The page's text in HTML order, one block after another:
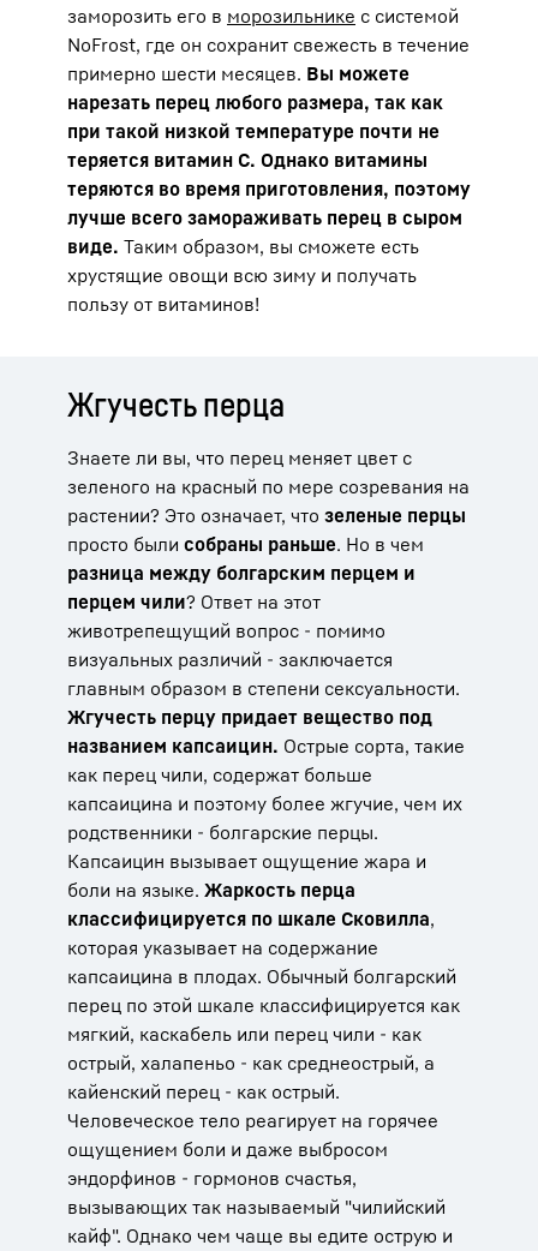
заморозить его в морозильнике с системой
NoFrost, где он сохранит свежесть в течение
примерно шести месяцев. Вы можете
нарезать перец любого размера, так как
при такой низкой температуре почти не
теряется витамин С. Однако витамины
теряются во время приготовления, поэтому
лучше всего замораживать перец в сыром
виде. Таким образом, вы сможете есть
хрустящие овощи всю зиму и получать
пользу от витаминов!
Жгучесть перца
Знаете ли вы, что перец меняет цвет с
зеленого на красный по мере созревания на
растении? Это означает, что зеленые перцы
просто были собраны раньше. Но в чем
разница между болгарским перцем и
перцем чили? Ответ на этот
животрепещущий вопрос - помимо
визуальных различий - заключается
главным образом в степени сексуальности.
Жгучесть перцу придает вещество под
названием капсаицин. Острые сорта, такие
как перец чили, содержат больше
капсаицина и поэтому более жгучие, чем их
родственники - болгарские перцы.
Капсаицин вызывает ощущение жара и
боли на языке. Жаркость перца
классифицируется по шкале Сковилла,
которая указывает на содержание
капсаицина в плодах. Обычный болгарский
перец по этой шкале классифицируется как
мягкий, каскабель или перец чили - как
острый, халапеньо - как среднеострый, а
кайенский перец - как острый.
Человеческое тело реагирует на горячее
ощущением боли и даже выбросом
эндорфинов - гормонов счастья,
вызывающих так называемый "чилийский
кайф". Однако чем чаще вы едите острую и